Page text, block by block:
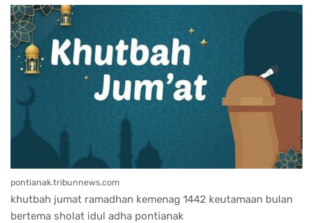
pontianak.tribunnews.com
khutbah jumat ramadhan kemenag 1442 keutamaan bulan
bertema sholat idul adha pontianak